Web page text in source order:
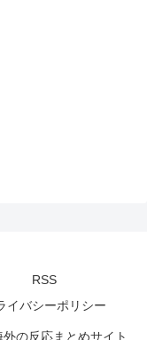
RSS
イバシーポリシー
の反応まとめサイト.